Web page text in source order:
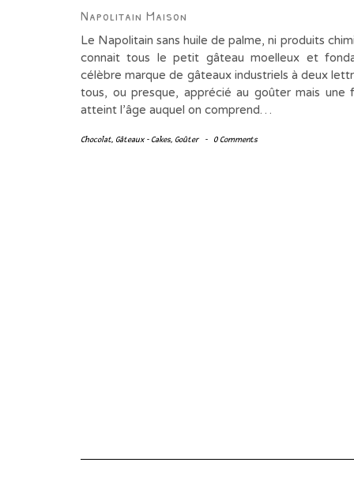
Napolitain Maison
Le Napolitain sans huile de palme, ni produits
connait tous le petit gâteau moelleux et
célèbre marque de gâteaux industriels à deux
tous, ou presque, apprécié au goûter mais une
atteint l’âge auquel on comprend…
Chocolat, Gâteaux - Cakes, Goûter - 0 Comments